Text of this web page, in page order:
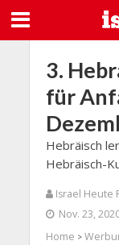
3.
für
Hebräisch
Hebräisch-
Israel Heute
Nov. 23,
Home >